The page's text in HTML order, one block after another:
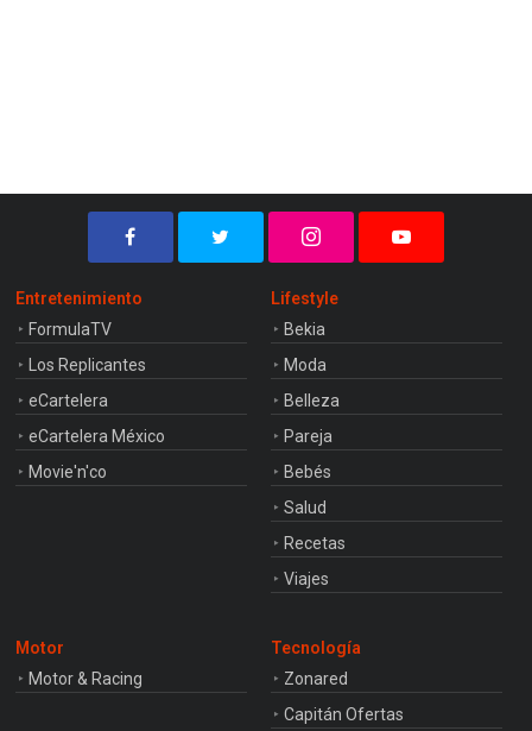
Entretenimiento
FormulaTV
Los Replicantes
eCartelera
eCartelera México
Movie'n'co
Lifestyle
Bekia
Moda
Belleza
Pareja
Bebés
Salud
Recetas
Viajes
Motor
Motor & Racing
Tecnología
Zonared
Capitán Ofertas